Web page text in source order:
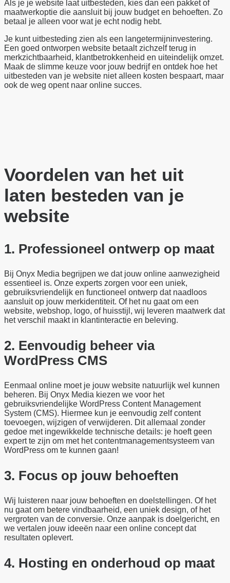
Als je je website laat uitbesteden, kies dan een pakket of
maatwerkoptie die aansluit bij jouw budget en behoeften. Zo
betaal je alleen voor wat je echt nodig hebt.
Je kunt uitbesteding zien als een langetermijninvestering.
Een goed ontworpen website betaalt zichzelf terug in
merkzichtbaarheid, klantbetrokkenheid en uiteindelijk omzet.
Maak de slimme keuze voor jouw bedrijf en ontdek hoe het
uitbesteden van je website niet alleen kosten bespaart, maar
ook de weg opent naar online succes.
Voordelen van het uit
laten besteden van je
website
1. Professioneel ontwerp op maat
Bij Onyx Media begrijpen we dat jouw online aanwezigheid
essentieel is. Onze experts zorgen voor een uniek,
gebruiksvriendelijk en functioneel ontwerp dat naadloos
aansluit op jouw merkidentiteit. Of het nu gaat om een
website, webshop, logo, of huisstijl, wij leveren maatwerk dat
het verschil maakt in klantinteractie en beleving.
2. Eenvoudig beheer via
WordPress CMS
Eenmaal online moet je jouw website natuurlijk wel kunnen
beheren. Bij Onyx Media kiezen we voor het
gebruiksvriendelijke WordPress Content Management
System (CMS). Hiermee kun je eenvoudig zelf content
toevoegen, wijzigen of verwijderen. Dit allemaal zonder
gedoe met ingewikkelde technische details: je hoeft geen
expert te zijn om met het contentmanagementsysteem van
WordPress om te kunnen gaan!
3. Focus op jouw behoeften
Wij luisteren naar jouw behoeften en doelstellingen. Of het
nu gaat om betere vindbaarheid, een uniek design, of het
vergroten van de conversie. Onze aanpak is doelgericht, en
we vertalen jouw ideeën naar een online concept dat
resultaten oplevert.
4. Hosting en onderhoud op maat